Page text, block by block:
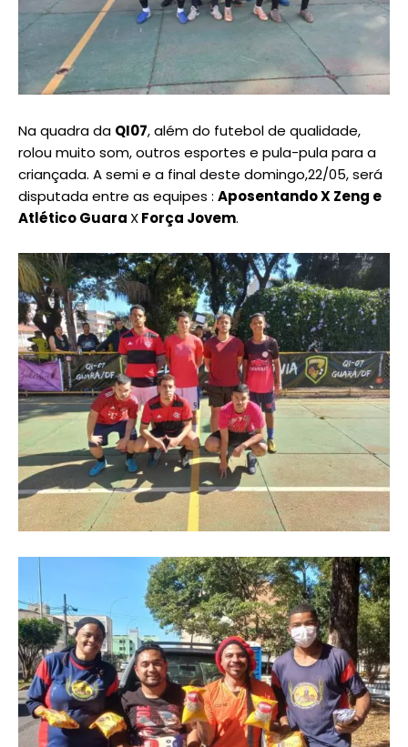
Na quadra da QI07, além do futebol de qualidade,
rolou muito som, outros esportes e pula-pula para a
criançada. A semi e a final deste domingo,22/05, será
disputada entre as equipes : Aposentando X Zeng e
Atlético Guara XForça Jovem.